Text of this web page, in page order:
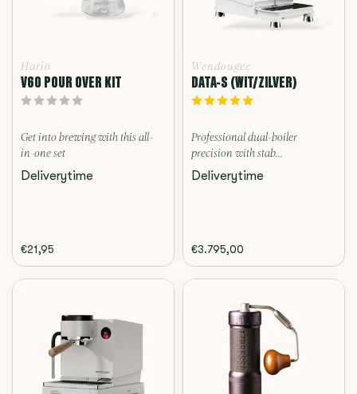
Hario
V60 POUR OVER KIT
Get into brewing with this all-
in-one set
Deliverytime
€21,95
Wendougee
DATA-S (WIT/ZILVER)
Professional dual-boiler
precision with stab...
Deliverytime
€3.795,00